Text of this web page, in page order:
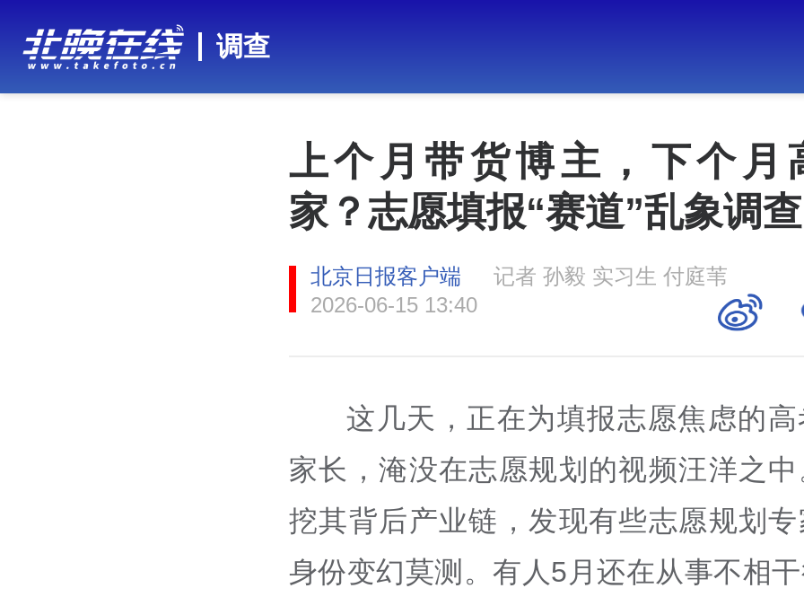
调查
上个月带货博主，下个月
家？志愿填报“赛道”乱象调查
北京日报客户端
记者 孙毅 实习生 付庭苇
2026-06-15 13:40
这几天，正在为填报志愿焦虑的
家长，淹没在志愿规划的视频汪洋之
挖其背后产业链，发现有些志愿规划
身份变幻莫测。有人5 月还在从事不相